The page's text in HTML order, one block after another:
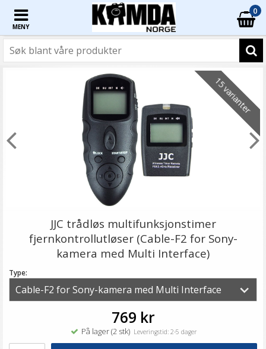
MENY
0
15 varianter
JJC trådløs multifunksjonstimer
fjernkontrollutløser (Cable-F2 for Sony-
kamera med Multi Interface)
Type:
769 kr
På lager (2 stk)Leveringstid: 2-5 dager